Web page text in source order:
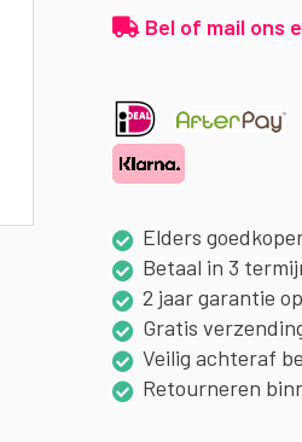
Bel of mail ons
Elders
Betaal in 3
2 jaar garantie
Gratis
Veilig achteraf
Retourneren